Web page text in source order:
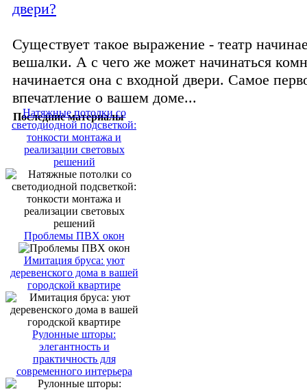
двери?
Существует такое выражение - театр
вешалки. А с чего же может начинаться
начинается она с входной двери. Самое
впечатление о вашем доме...
Последние материалы
Натяжные потолки со
светодиодной подсветкой:
тонкости монтажа и
реализации световых
решений
Проблемы ПВХ окон
Имитация бруса: уют
деревенского дома в вашей
городской квартире
Рулонные шторы:
элегантность и
практичность для
современного интерьера